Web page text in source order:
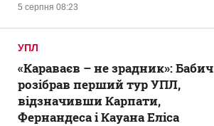
5 серпня 08:23
УПЛ
«Караваєв – не зрадник»: Бабич
розібрав перший тур УПЛ,
відзначивши Карпати,
Фернандеса і Кауана Еліса